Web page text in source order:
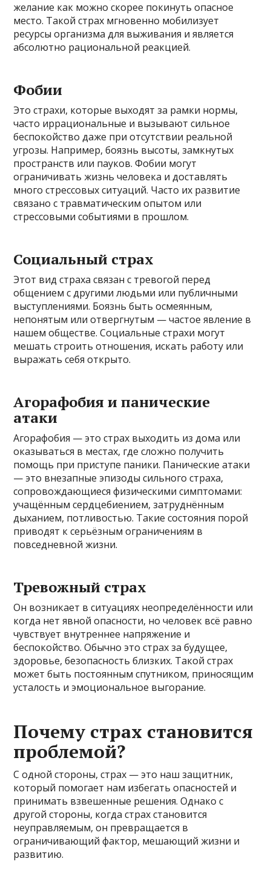
желание как можно скорее покинуть опасное
место. Такой страх мгновенно мобилизует
ресурсы организма для выживания и является
абсолютно рациональной реакцией.
Фобии
Это страхи, которые выходят за рамки нормы,
часто иррациональные и вызывают сильное
беспокойство даже при отсутствии реальной
угрозы. Например, боязнь высоты, замкнутых
пространств или пауков. Фобии могут
ограничивать жизнь человека и доставлять
много стрессовых ситуаций. Часто их развитие
связано с травматическим опытом или
стрессовыми событиями в прошлом.
Социальный страх
Этот вид страха связан с тревогой перед
общением с другими людьми или публичными
выступлениями. Боязнь быть осмеянным,
непонятым или отвергнутым — частое явление в
нашем обществе. Социальные страхи могут
мешать строить отношения, искать работу или
выражать себя открыто.
Агорафобия и панические
атаки
Агорафобия — это страх выходить из дома или
оказываться в местах, где сложно получить
помощь при приступе паники. Панические атаки
— это внезапные эпизоды сильного страха,
сопровождающиеся физическими симптомами:
учащённым сердцебиением, затруднённым
дыханием, потливостью. Такие состояния порой
приводят к серьёзным ограничениям в
повседневной жизни.
Тревожный страх
Он возникает в ситуациях неопределённости или
когда нет явной опасности, но человек всё равно
чувствует внутреннее напряжение и
беспокойство. Обычно это страх за будущее,
здоровье, безопасность близких. Такой страх
может быть постоянным спутником, приносящим
усталость и эмоциональное выгорание.
Почему страх становится
проблемой?
С одной стороны, страх — это наш защитник,
который помогает нам избегать опасностей и
принимать взвешенные решения. Однако с
другой стороны, когда страх становится
неуправляемым, он превращается в
ограничивающий фактор, мешающий жизни и
развитию.